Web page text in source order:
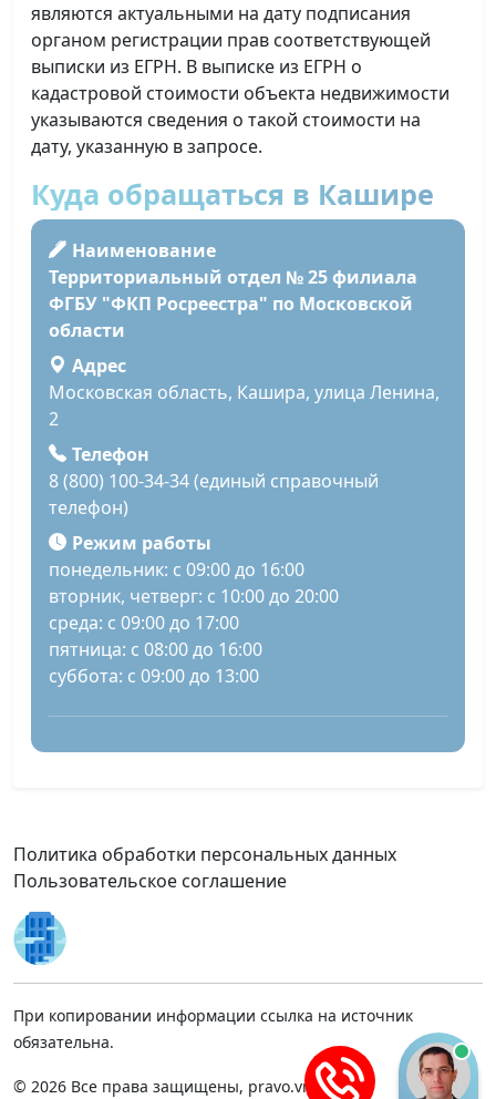
являются актуальными на дату подписания
органом регистрации прав соответствующей
выписки из ЕГРН. В выписке из ЕГРН о
кадастровой стоимости объекта недвижимости
указываются сведения о такой стоимости на
дату, указанную в запросе.
Куда обращаться в Кашире
Наименование
Территориальный отдел № 25 филиала
ФГБУ "ФКП Росреестра" по Московской
области
Адрес
Московская область, Кашира, улица Ленина,
2
Телефон
8 (800) 100-34-34 (единый справочный
телефон)
Режим работы
понедельник: с 09:00 до 16:00
вторник, четверг: с 10:00 до 20:00
среда: с 09:00 до 17:00
пятница: с 08:00 до 16:00
суббота: с 09:00 до 13:00
Политика обработки персональных данных
Пользовательское соглашение
При копировании информации ссылка на источник
обязательна.
© 2026 Все права защищены, pravo.vnmsk.ru.